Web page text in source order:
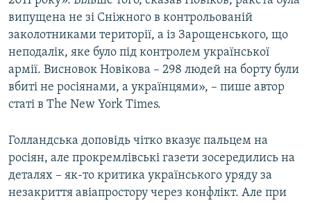
випущена не зі Сніжного в контрольованій
заколотниками території, а із Зарощенського, що
неподалік, яке було під контролем української
армії. Висновок Новікова – 298 людей на борту були
вбиті не росіянами, а українцями», – пише автор
статі в The New York Times.
Голландська доповідь чітко вказує пальцем на
росіян, але прокремлівські газети зосередились на
деталях – як-то критика українського уряду за
незакриття авіапростору через конфлікт. Але при